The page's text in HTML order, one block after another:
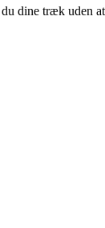
dine træk uden